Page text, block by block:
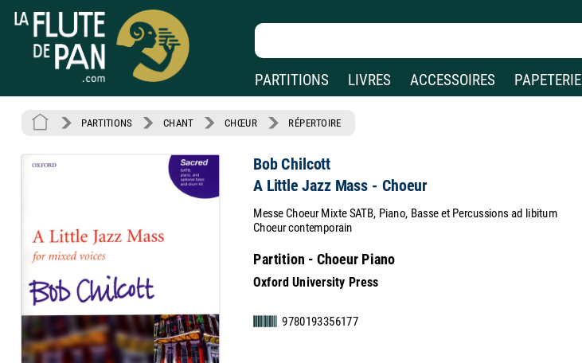
PARTITIONS LIVRES ACCESSOIRES PAPETERIE
PARTITIONS CHANT CHŒUR RÉPERTOIRE
Bob Chilcott
A Little Jazz Mass - Choeur
Messe Choeur Mixte SATB, Piano, Basse et Percussions ad libitum
Choeur contemporain
Partition - Choeur Piano
Oxford University Press
9780193356177